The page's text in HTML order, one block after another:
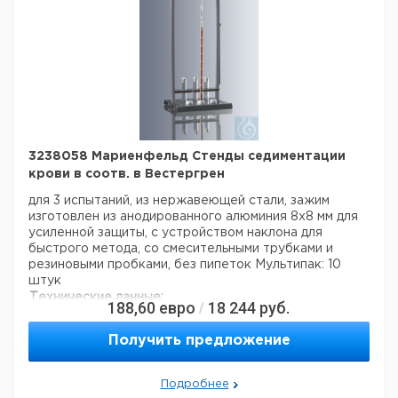
заказ в нашей компании составляет 300 евро с ндс.
3238058 Мариенфельд Стенды седиментации
крови в соотв. в Вестергрен
для 3 испытаний, из нержавеющей стали, зажим
изготовлен из анодированного алюминия 8x8 мм для
усиленной защиты, с устройством наклона для
быстрого метода, со смесительными трубками и
резиновыми пробками, без пипеток
Мультипак: 10
штук
Технические данные:
4250317307927
Данные для перевозки (реальные данные могут
188,60 евро / 18 244 руб.
Получить предложение
Подробнее